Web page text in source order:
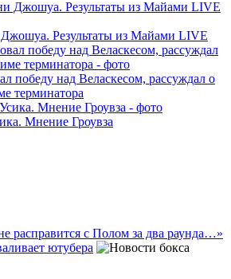
Результаты из Майами LIVE
победу над Веласкесом, рассуждал о
терминатора
Мнение Гроувза
расправится с Полом за два раунда…»
ютубера